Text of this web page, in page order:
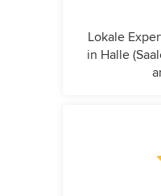
Lokale
in Halle